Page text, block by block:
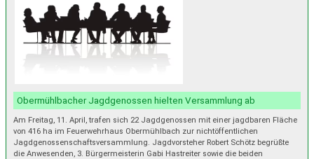
Obermühlbacher Jagdgenossen hielten Versammlung ab
Am Freitag, 11. April, trafen sich 22 Jagdgenossen mit einer jagdbaren Fläche
von 416 ha im Feuerwehrhaus Obermühlbach zur nichtöffentlichen
Jagdgenossenschaftsversammlung. Jagdvorsteher Robert Schötz begrüßte
die Anwesenden, 3. Bürgermeisterin Gabi Hastreiter sowie die beiden